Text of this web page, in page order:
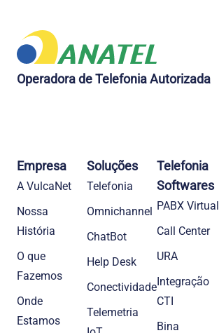
Operadora de Telefonia Autorizada
Empresa
A VulcaNet
Nossa
História
O que
Fazemos
Onde
Estamos
Soluções
Telefonia​
Omnichannel
ChatBot
Help Desk
Conectividade
Telemetria
Telefonia
Softwares
PABX Virtual
Call Center
URA
Integração
CTI
Bina